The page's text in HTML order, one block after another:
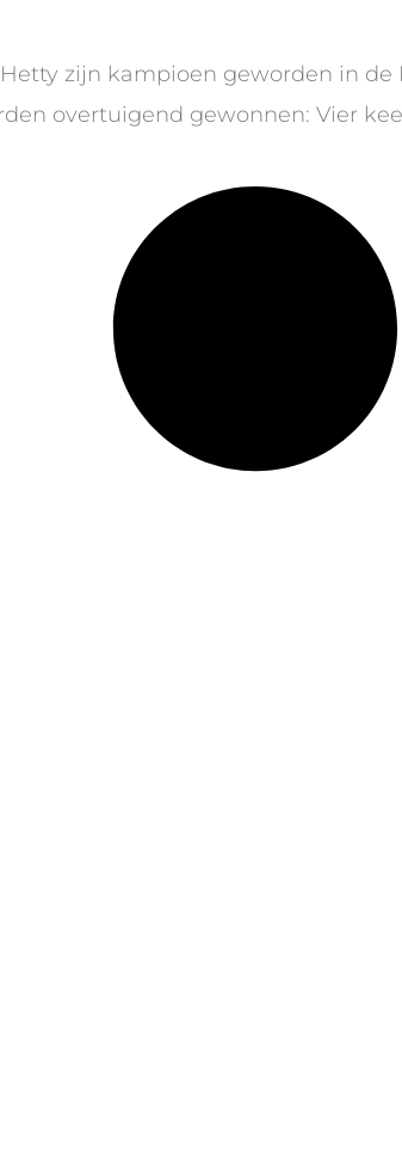
zijn kampioen geworden in de
overtuigend gewonnen: Vier